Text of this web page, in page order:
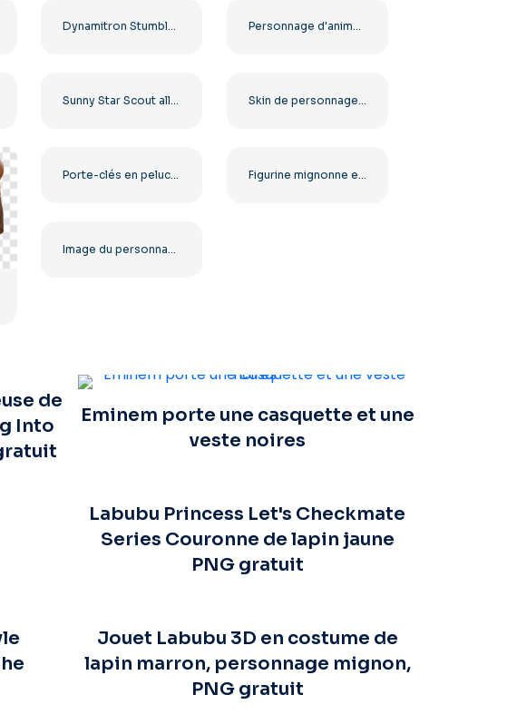
Dynamitron Stumble Bleu Brillant Personnage de Dessin Animé Ninja PNG Gratuit Personnage d'anime aux cheveux longs et aux yeux marrons (PNG gratuit)
Sunny Star Scout allongé dans une pose triste PNG gratuit Skin de personnage Fortnite Foundation avec arme (PNG gratuit)
Porte-clés en peluche Labubu Toy, figurine de lapin souriante et mignonne, PNG gratuit Figurine mignonne et moelleuse de la série Monsters Labubu Big Into Energy, disponible en PNG gratuit
Image du personnage Halo de CQB en haute qualité (PNG gratuit)
de
Into
Eminem porte une casquette et une
veste noires
Labubu Princess Let's Checkmate
Series Couronne de lapin jaune
PNG gratuit
Jouet Labubu 3D en costume de
lapin marron, personnage mignon,
PNG gratuit